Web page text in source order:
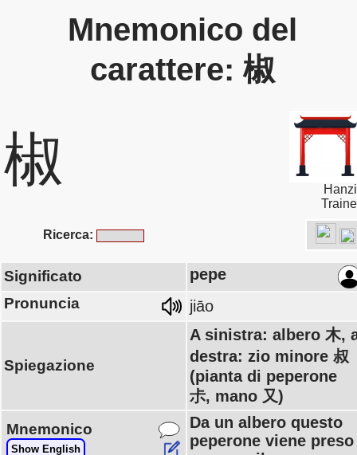
Mnemonico del
carattere: 椒
椒
Ricerca:
Significato pepe
Pronuncia jiāo
Spiegazione
A sinistra: albero 木,
destra: zio minore 叔
(pianta di peperone
尗, mano 又)
Mnemonico
Show English
Da un albero questo
peperone viene preso